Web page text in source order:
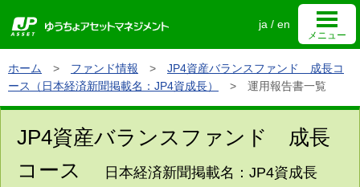
ja / en
メニュー
ゆうちょアセットマネジメントについて
個人投資家向け情報
ホーム > ファンド情報 >
JP4資産バランスファンド 成長コ
ース（日本経済新聞掲載名：JP4資成長）
> 運用報告書一覧
JP4資産バランスファンド 成長
コース
日本経済新聞掲載名：JP4資成長